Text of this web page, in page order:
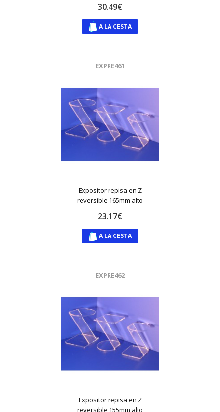
30.49€
A LA CESTA
EXPRE461
Expositor repisa en Z
reversible 165mm alto
23.17€
A LA CESTA
EXPRE462
Expositor repisa en Z
reversible 155mm alto